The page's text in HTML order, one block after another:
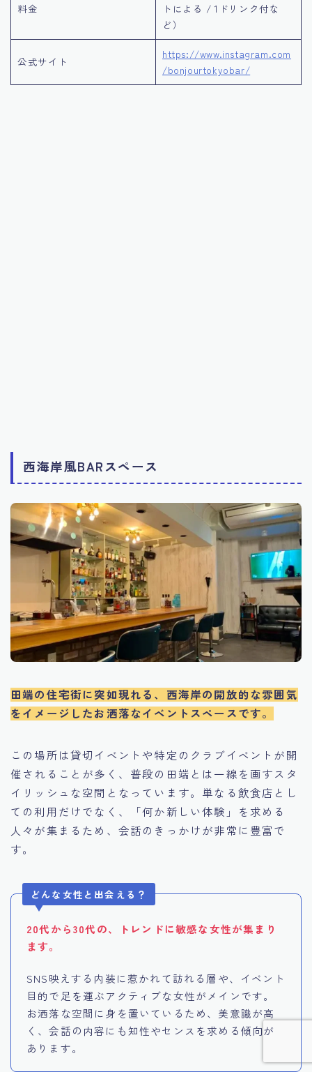
料金
トによる / 1ドリンク付な
ど）
公式サイト
https://www.instagram.com
/bonjourtokyobar/
西海岸風BARスペース
田端の住宅街に突如現れる、西海岸の開放的な雰囲気
をイメージしたお洒落なイベントスペースです。
この場所は貸切イベントや特定のクラブイベントが開
催されることが多く、普段の田端とは一線を画すスタ
イリッシュな空間となっています。単なる飲食店とし
ての利用だけでなく、「何か新しい体験」を求める
人々が集まるため、会話のきっかけが非常に豊富で
す。
どんな女性と出会える？
20代から30代の、トレンドに敏感な女性が集まり
ます。
SNS映えする内装に惹かれて訪れる層や、イベント
目的で足を運ぶアクティブな女性がメインです。
お洒落な空間に身を置いているため、美意識が高
く、会話の内容にも知性やセンスを求める傾向が
あります。